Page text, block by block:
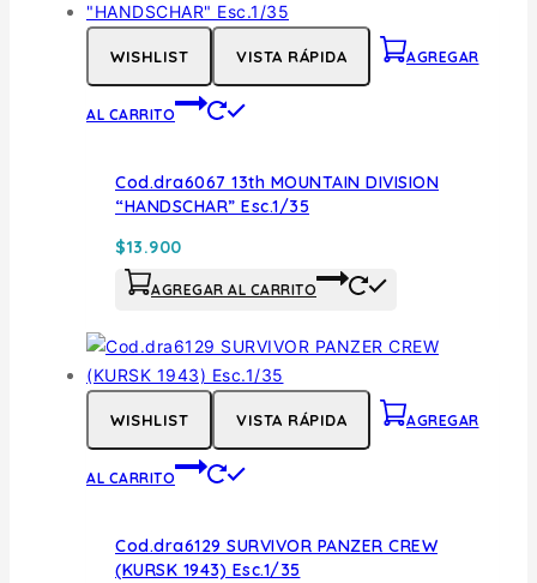
WISHLIST VISTA RÁPIDA AGREGAR
AL CARRITO
Cod.dra6067 13th MOUNTAIN DIVISION
“HANDSCHAR” Esc.1/35
$13.900
AGREGAR AL CARRITO
WISHLIST VISTA RÁPIDA AGREGAR
AL CARRITO
Cod.dra6129 SURVIVOR PANZER CREW
(KURSK 1943) Esc.1/35